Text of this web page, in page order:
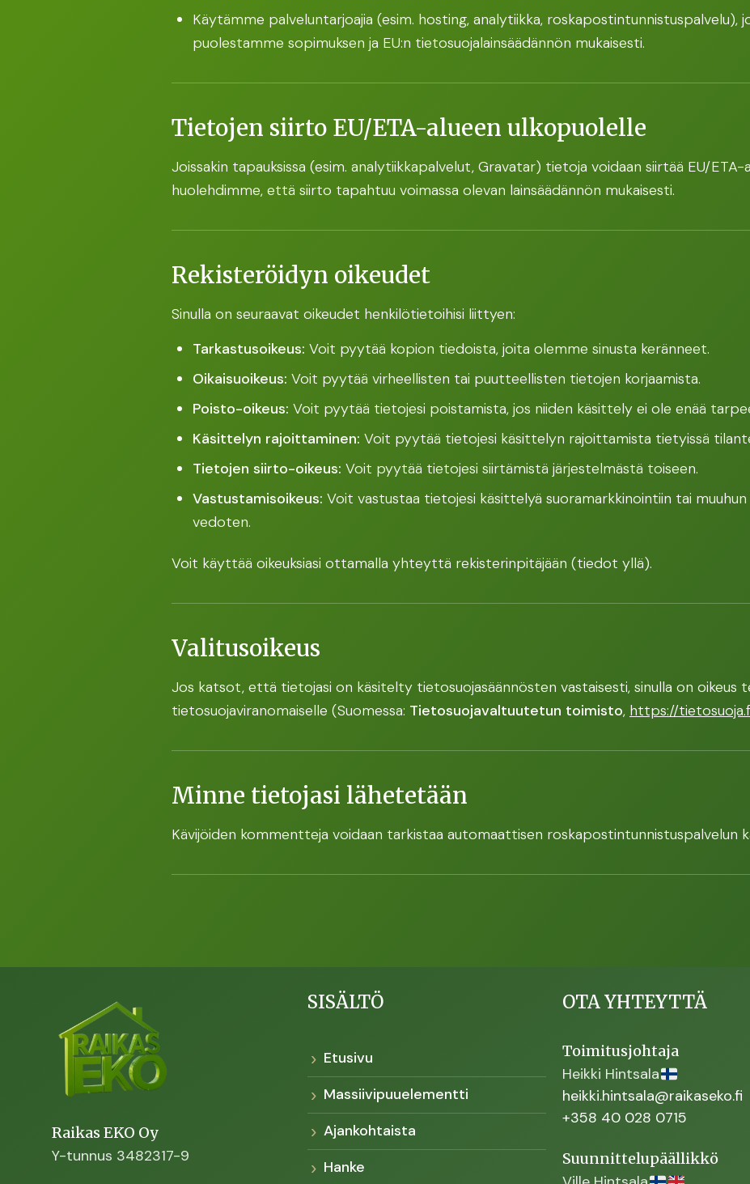
Käytämme palveluntarjoajia (esim. hosting, analytiikka,
puolestamme sopimuksen ja EU:n tietosuojalainsäädännön mukaisesti.
Tietojen siirto EU/ETA-alueen ulkopuolelle
Joissakin tapauksissa (esim. analytiikkapalvelut, Gravatar) tietoja voidaan siirtää EU/ETA-
huolehdimme, että siirto tapahtuu voimassa olevan lainsäädännön mukaisesti.
Rekisteröidyn oikeudet
Sinulla on seuraavat oikeudet henkilötietoihisi liittyen:
Tarkastusoikeus: Voit pyytää kopion tiedoista, joita olemme sinusta keränneet.
Oikaisuoikeus: Voit pyytää virheellisten tai puutteellisten tietojen korjaamista.
Poisto-oikeus: Voit pyytää tietojesi poistamista, jos niiden käsittely ei ole enää
Käsittelyn rajoittaminen: Voit pyytää tietojesi käsittelyn rajoittamista tietyissä
Tietojen siirto-oikeus: Voit pyytää tietojesi siirtämistä järjestelmästä toiseen.
Vastustamisoikeus: Voit vastustaa tietojesi käsittelyä suoramarkkinointiin tai
vedoten.
Voit käyttää oikeuksiasi ottamalla yhteyttä rekisterinpitäjään (tiedot yllä).
Valitusoikeus
Jos katsot, että tietojasi on käsitelty tietosuojasäännösten vastaisesti, sinulla on oikeus
tietosuojaviranomaiselle (Suomessa: Tietosuojavaltuutetun toimisto, https://
Minne tietojasi lähetetään
Kävijöiden kommentteja voidaan tarkistaa automaattisen roskapostintunnistuspalvelun
Raikas EKO Oy
Y-tunnus 3482317-9
SISÄLTÖ
Etusivu
Massiivipuuelementti
Ajankohtaista
Hanke
OTA YHTEYTTÄ
Toimitusjohtaja
Heikki Hintsala
heikki.hintsala@raikaseko.fi
+358 40 028 0715
Suunnittelupäällikkö